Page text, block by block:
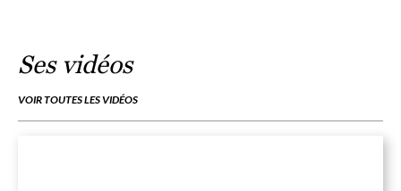
Ses vidéos
VOIR TOUTES LES VIDÉOS